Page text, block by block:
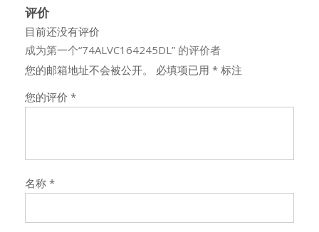
评价
目前还没有评价
成为第一个“74ALVC164245DL” 的评价者
您的邮箱地址不会被公开。
必填项已用 * 标注
您的评价 *
名称 *